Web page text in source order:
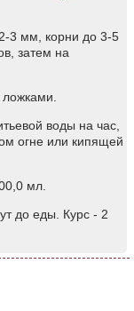
3 мм, корни до 3-5
затем на
воды на час,
огне или кипящей
мл.
до еды. Курс - 2